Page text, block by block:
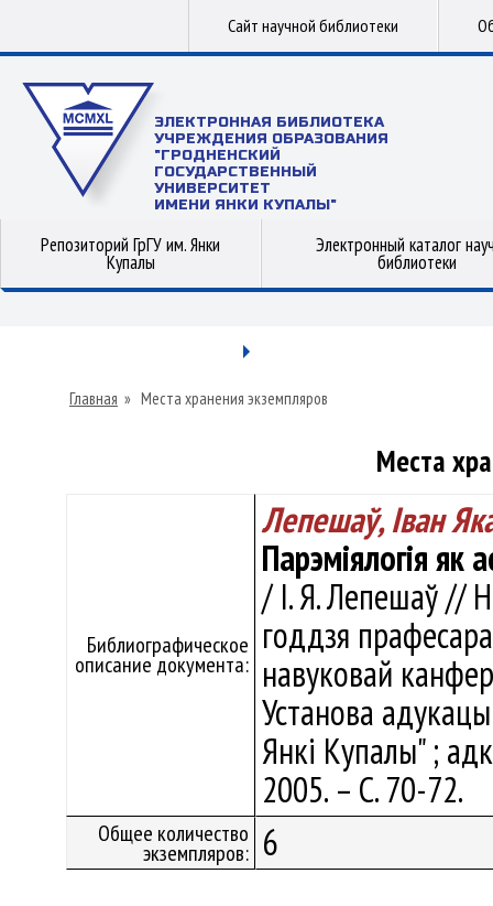
Сайт научной библиотеки
ЭЛЕКТРОННАЯ БИБЛИОТЕКА
УЧРЕЖДЕНИЯ ОБРАЗОВАНИЯ
"ГРОДНЕНСКИЙ
ГОСУДАРСТВЕННЫЙ
УНИВЕРСИТЕТ
ИМЕНИ ЯНКИ КУПАЛЫ"
Репозиторий ГрГУ им. Янки
Купалы
Электронный каталог
библиотеки
Главная » Места хранения экземпляров
Места
Библиографическое
описание документа:
Лепешаў, Iван
Парэміялогія як
/ I. Я. Лепешаў //
годдзя
навуковай
Установа
Янкі Купалы" ;
2005. – С. 70-72.
Общее количество
экземпляров: 6